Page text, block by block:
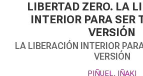
LIBERTAD ZERO. LA
INTERIOR PARA SER
VERSIÓN
LA LIBERACIÓN INTERIOR
VERSIÓN
PIÑUEL, IÑAKI